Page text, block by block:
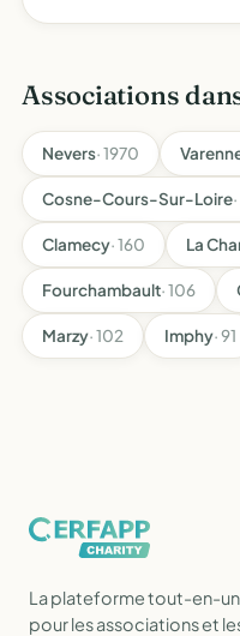
Associations
Nevers· 1970
Cosne-Cours-Sur-Loire
Clamecy· 160 La
Fourchambault· 106
Marzy· 102 Imphy· 91
La plateforme tout-en-un
pour les associations et